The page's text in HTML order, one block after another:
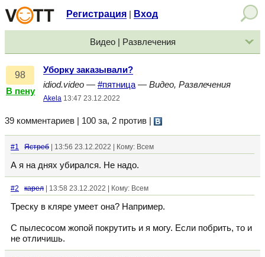
Регистрация Вход
Видео | Развлечения
98
В пену
Уборку заказывали?
idiod.video — #пятница — Видео, Развлечения
Akela 13:47 23.12.2022
39 комментариев | 100 за, 2 против
#1 Ястреб | 13:56 23.12.2022 | Кому: Всем
А я на днях убирался. Не надо.
#2 кaрел | 13:58 23.12.2022 | Кому: Всем
Треску в кляре умеет она? Например.
С пылесосом жопой покрутить и я могу. Если побрить, то и
не отличишь.